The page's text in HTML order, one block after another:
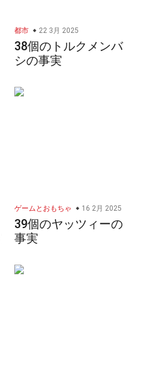
都市 22 3月 2025
38個のトルクメンバ
シの事実
ゲームとおもちゃ 16 2月 2025
39個のヤッツィーの
事実